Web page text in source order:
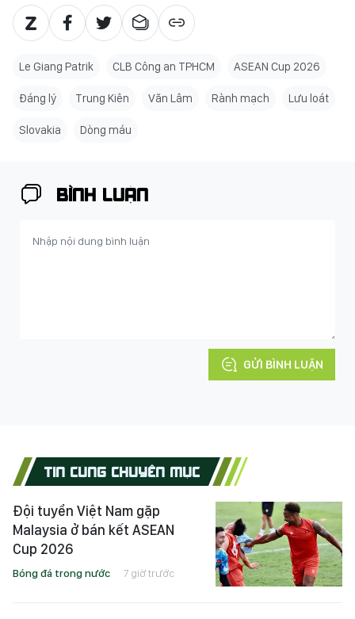
Le Giang Patrik CLB Công an TPHCM ASEAN Cup 2026
Đáng lý Trung Kiên Văn Lâm Rành mạch Lưu loát
Slovakia Dòng máu
BÌNH LUẬN
GỬI BÌNH LUẬN
TIN CÙNG CHUYÊN MỤC
Đội tuyển Việt Nam gặp
Malaysia ở bán kết ASEAN
Cup 2026
Bóng đá trong nước 7 giờ trước